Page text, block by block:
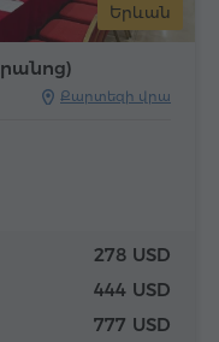
Երևան
Քարտեզի վրա
278 USD
444 USD
777 USD